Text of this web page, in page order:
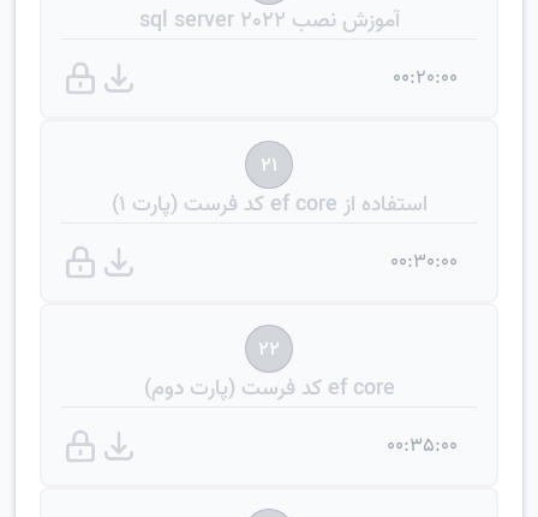
آموزش نصب sql server 2022
00:20:00
21
استفاده از ef core کد فرست (پارت 1)
00:30:00
22
ef core کد فرست (پارت دوم)
00:35:00